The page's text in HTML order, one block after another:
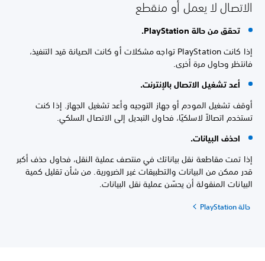
الاتصال لا يعمل أو منقطع
تحقق من حالة PlayStation.
إذا كانت PlayStation تواجه مشكلات أو كانت الصيانة قيد التنفيذ،
فانتظر وحاول مرة أخرى.
أعد تشغيل الاتصال بالإنترنت.
أوقف تشغيل المودم أو جهاز التوجيه وأعد تشغيل الجهاز. إذا كنت
تستخدم اتصالاً لاسلكيًا، فحاول التبديل إلى الاتصال السلكي.
احذف البيانات.
إذا تمت مقاطعة نقل بياناتك في منتصف عملية النقل، فحاول حذف أكبر
قدر ممكن من البيانات والتطبيقات غير الضرورية. من شأن تقليل كمية
البيانات المنقولة أن يحسّن عملية نقل البيانات.
حالة PlayStation